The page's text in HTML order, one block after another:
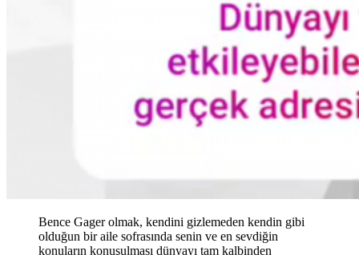
Bence Gager olmak, kendini gizlemeden kendin gibi
olduğun bir aile sofrasında senin ve en sevdiğin
konuların konuşulması dünyayı tam kalbinden